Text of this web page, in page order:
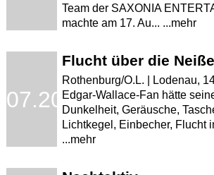
Team der SAXONIA
machte am 17. Au... ...mehr
Flucht über die Neiße
Rothenburg/O.L. | Lodenau,
Edgar-Wallace-Fan hätte
Dunkelheit, Geräusche,
Lichtkegel, Einbecher, Flucht
...mehr